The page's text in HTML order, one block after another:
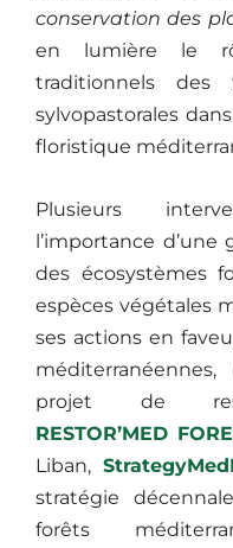
conservation des
en lumière le
traditionnels
sylvopastorales
floristique
Plusieurs
l’importance
des écosystèmes
espèces végétales
ses actions en
projet de
RESTOR’MED
Liban,
stratégie
forêts